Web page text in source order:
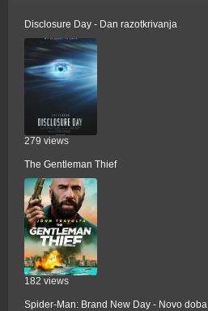
Disclosure Day - Dan razotkrivanja
279 views
The Gentleman Thief
182 views
Spider-Man: Brand New Day - Novo doba